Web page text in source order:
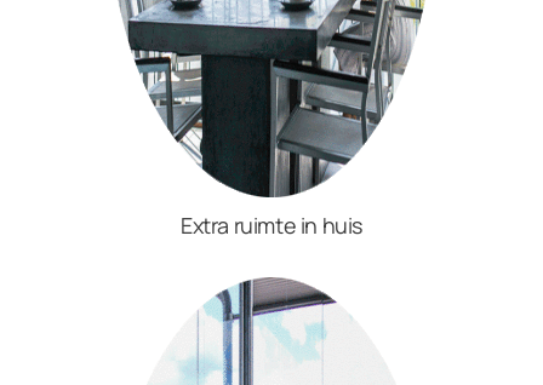
Extra ruimte in huis